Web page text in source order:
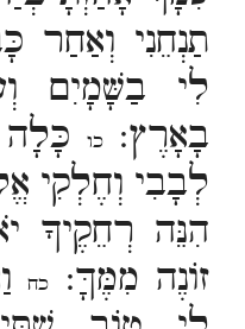
תַנְחֵנִי וְאַחַר
לִי בַשָּׁמָיִם
בָאָרֶץ:כו
כָּלָה
לְבָבִי וְחֶלְקִי
הִנֵּה רְחֵקֶיךָ
זוֹנֶה מִמֶּךָּ:
כח